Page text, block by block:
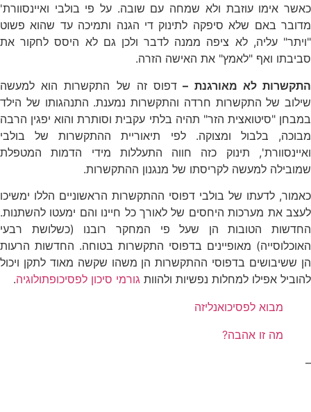
כאשר אימו עוזבת ולא שמחה עם שובה. על פי בולבי ואיינסוורת'
מדובר באם שלא סיפקה לתינוק די הגנה ותמיכה עד שהוא פשוט
"ויתר" עליה, לא ציפה ממנה לדבר ולכן גם לא היסס לחקור את
סביבתו ואף "לאמץ" את האישה הזרה.
התקשרות לא מאורגנת – דפוס זה של התקשרות הוא למעשה
שילוב של התקשרות חרדה והתקשרות נמענת. התנהגותו של הילד
במבחן "סיטואצית הזר" תהיה בלתי עקבית וסותרת והוא יפגין הרבה
מבוכה, בלבול ומצוקה. לפי תיאוריית ההתקשרות של בולבי
ואיינסוורת', תינוק כזה חווה התעללות מידי הדמות המטפלת
שמובילה למעשה לקריסתו של מנגנון ההתקשרות.
כאמור, לדעתו של בולבי דפוסי ההתקשרות הראשוניים הללו ימשיכו
לעצב את מערכות היחסים של לאורך כל חיינו והם ימעטו להשתנות.
החדשות הטובות הן שעל פי המחקר רובנו (כשלושת רבעי
האוכלוסייה) מאופיינים בדפוסי התקשרות בטוחה. החדשות הרעות
הן ששיבושים בדפוסי ההתקשרות הן משהו שקשה מאוד לתקן ויכול
להוביל אפילו למחלות נפשיות ולהוות גורמי סיכון לפסיכופתולוגיה.
מבוא לפסיכואנליזה
מה זו אהבה?
–